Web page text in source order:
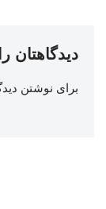
دیدگاهتان
برای نوشتن